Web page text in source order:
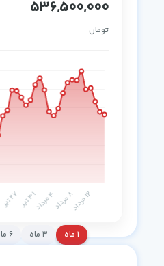
536,500,000
تومان
۱ ماه ۳ ماه ۶ ماه